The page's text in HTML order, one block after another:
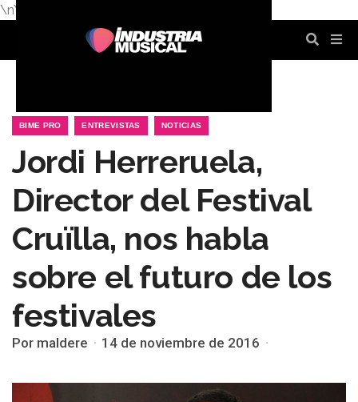
\n\n
BIME PRO ENTREVISTAS NOTICIAS
Jordi Herreruela,
Director del Festival
Cruïlla, nos habla
sobre el futuro de los
festivales
Por maldere 14 de noviembre de 2016